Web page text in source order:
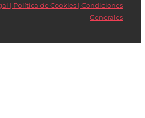
| Política de Cookies | Condiciones
Generales